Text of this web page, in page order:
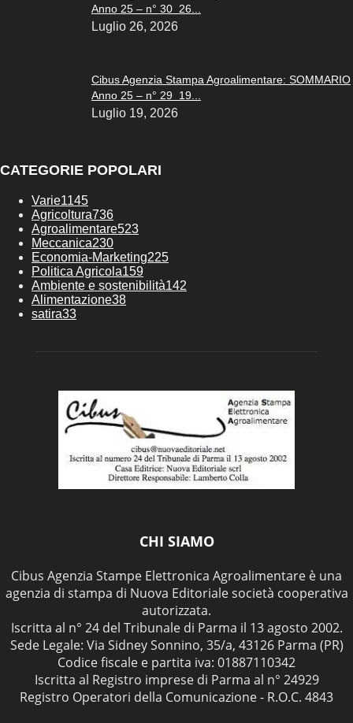
Anno 25 – n° 30 26...
Luglio 26, 2026
Cibus Agenzia Stampa Agroalimentare: SOMMARIO
Anno 25 – n° 29 19...
Luglio 19, 2026
CATEGORIE POPOLARI
Varie1145
Agricoltura736
Agroalimentare523
Meccanica230
Economia-Marketing225
Politica Agricola159
Ambiente e sostenibilità142
Alimentazione38
satira33
CHI SIAMO
Cibus Agenzia Stampe Elettronica Agroalimentare è una
agenzia di stampa di Nuova Editoriale società cooperativa
autorizzata.
Iscritta al n° 24 del Tribunale di Parma il 13 agosto 2002.
Sede Legale: Via Sidney Sonnino, 35/a, 43126 Parma (PR)
Codice fiscale e partita iva: 01887110342
Iscritta al Registro imprese di Parma al n° 24929
Registro Operatori della Comunicazione - R.O.C. 4843